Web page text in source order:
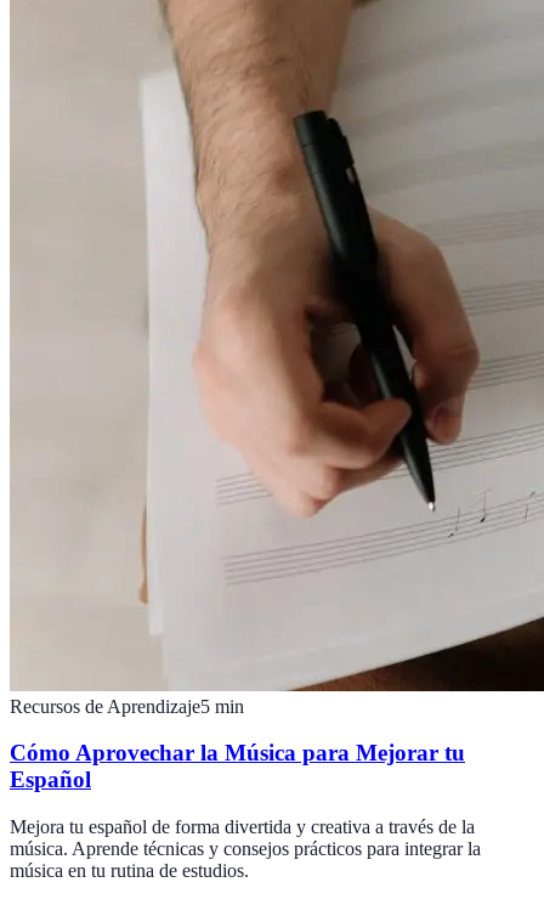
Recursos de Aprendizaje5 min
Cómo Aprovechar la Música para Mejorar tu
Español
Mejora tu español de forma divertida y creativa a través de la
música. Aprende técnicas y consejos prácticos para integrar la
música en tu rutina de estudios.